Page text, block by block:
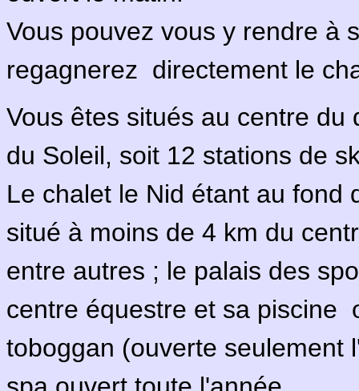
· Non-fumeurs
· Logement non adapté
· Parkings privés
·
Jeuxpour lesenfants
Coffre fort
C'est une promenade
chalet, réalisée
Vous trouverez le topo
https://